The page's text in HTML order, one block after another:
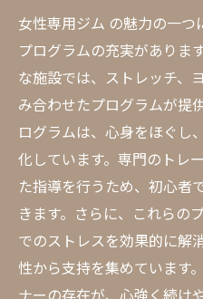
女性専用ジム の魅力の一
プログラムの充実がありま
な施設では、ストレッチ、
み合わせたプログラムが提
ログラムは、心身をほぐし
化しています。専門のトレ
た指導を行うため、初心者
きます。さらに、これらの
でのストレスを効果的に解
性から支持を集めています
ナーの存在が、心強く続け